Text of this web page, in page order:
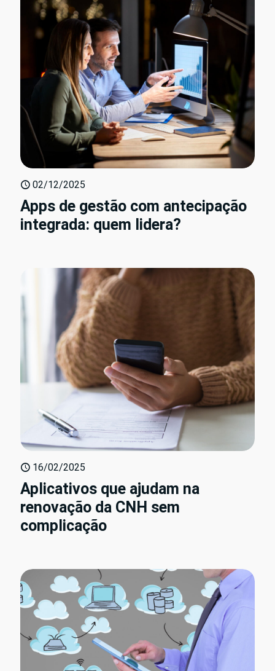
02/12/2025
Apps de gestão com antecipação
integrada: quem lidera?
16/02/2025
Aplicativos que ajudam na
renovação da CNH sem
complicação